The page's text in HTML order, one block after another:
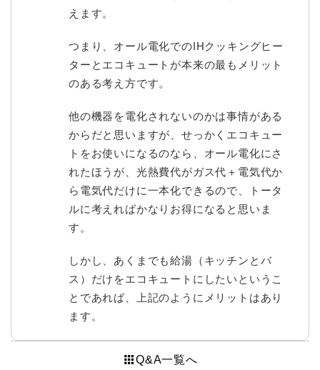
えます。
つまり、オール電化でのIHクッキングヒー
ターとエコキュートが本来の最もメリット
のある考え方です。
他の機器を電化されないのかは事情がある
からだと思いますが、せっかくエコキュー
トをお使いになるのなら、オール電化にさ
れたほうが、光熱費代がガス代＋電気代か
ら電気代だけに一本化できるので、トータ
ルに考えればかなりお得になると思いま
す。
しかし、あくまでも給湯（キッチンとバ
ス）だけをエコキュートにしたいというこ
とであれば、上記のようにメリットはあり
ます。
appsQ&A一覧へ